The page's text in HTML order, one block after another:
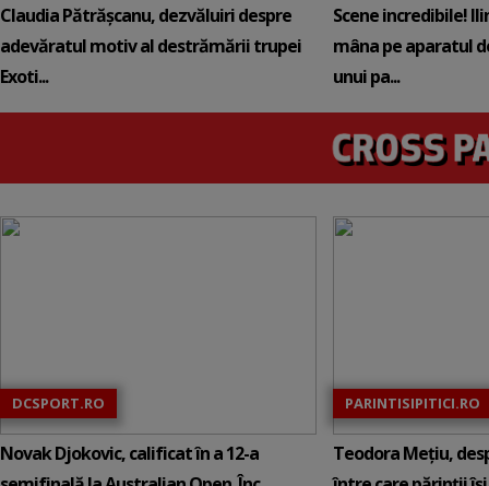
Claudia Pătrășcanu, dezvăluiri despre
adevăratul motiv al destrămării trupei
Exoti...
Scene incredibile!
mâna pe aparatul
unui pa...
DCSPORT.RO
Novak Djokovic, calificat în a 12-a
PARINTISIPITICI.RO
Teodora Mețiu,